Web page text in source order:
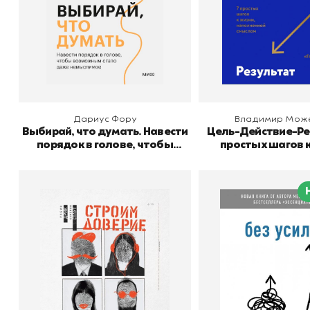
В корзину
Дариус Фору
Выбирай, что думать. Навести
порядок в голове, чтобы
В корзину
Владимир
Цель-Действие-
простых шагов
Строим доверие по
методикам спецслужб
Робин Дрик
Издательство
Манн, Иванов и Фербер
станет
Манн,